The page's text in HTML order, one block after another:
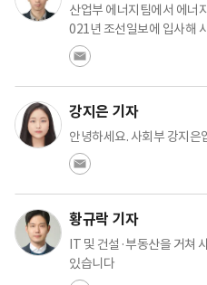
산업부 에너지팀에서 에너
021년 조선일보에 입사해
강지은 기자
안녕하세요. 사회부 강지은
황규락 기자
IT 및 건설·부동산을 거쳐
있습니다